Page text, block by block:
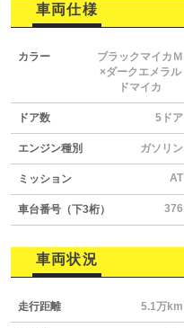
車両仕様
カラー
ブラックマイカＭ
×ダークエメラル
ドマイカ
ドア数 5ドア
エンジン種別 ガソリン
ミッション AT
車台番号（下3桁） 376
車両状況
走行距離 5.1万km